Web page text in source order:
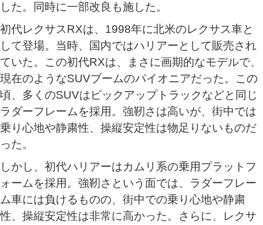
した。同時に一部改良も施した。
初代レクサスRXは、1998年に北米のレクサス車と
して登場。当時、国内ではハリアーとして販売され
ていた。この初代RXは、まさに画期的なモデルで、
現在のようなSUVブームのパイオニアだった。この
頃、多くのSUVはピックアップトラックなどと同じ
ラダーフレームを採用。強靭さは高いが、街中では
乗り心地や静粛性、操縦安定性は物足りないものだ
った。
しかし、初代ハリアーはカムリ系の乗用プラットフ
ォームを採用。強靭さという面では、ラダーフレー
ム車には負けるものの、街中での乗り心地や静粛
性、操縦安定性は非常に高かった。さらに、レクサ